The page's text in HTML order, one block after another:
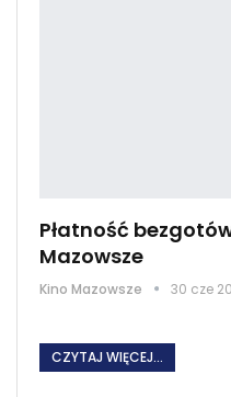
Płatność
Mazowsze
Kino Mazowsze 30 cze
CZYTAJ WIĘCEJ...